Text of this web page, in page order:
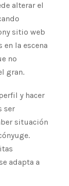
alterar el
sitio web
la escena
no
gran.
y hacer
ser
situación
adapta a